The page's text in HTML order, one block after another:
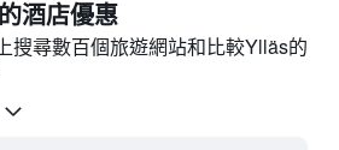
酒店優惠
搜尋數百個旅遊網站和比較Ylläs的